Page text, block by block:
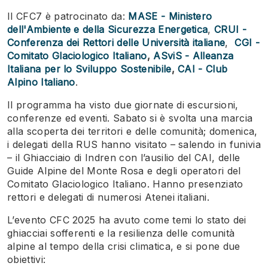
Il CFC7 è patrocinato da: MASE - Ministero
dell'Ambiente e della Sicurezza Energetica,CRUI -
Conferenza dei Rettori delle Università italiane,CGI -
Comitato Glaciologico Italiano, ASviS - Alleanza
Italiana per lo Sviluppo Sostenibile,CAI - Club
Alpino Italiano.
Il programma ha visto due giornate di escursioni,
conferenze ed eventi. Sabato si è svolta una marcia
alla scoperta dei territori e delle comunità; domenica,
i delegati della RUS hanno visitato – salendo in funivia
– il Ghiacciaio di Indren con l’ausilio del CAI, delle
Guide Alpine del Monte Rosa e degli operatori del
Comitato Glaciologico Italiano. Hanno presenziato
rettori e delegati di numerosi Atenei italiani.
L’evento CFC 2025 ha avuto come temi lo stato dei
ghiacciai sofferenti e la resilienza delle comunità
alpine al tempo della crisi climatica, e si pone due
obiettivi: